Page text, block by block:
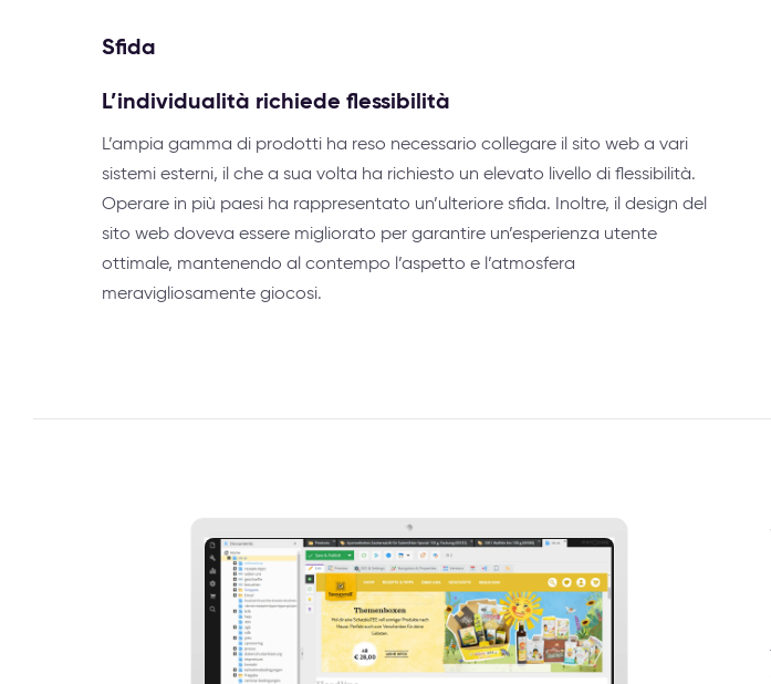
Sfida
L’individualità richiede flessibilità
L’ampia gamma di prodotti ha reso necessario collegare il sito web a vari
sistemi esterni, il che a sua volta ha richiesto un elevato livello di flessibilità.
Operare in più paesi ha rappresentato un’ulteriore sfida. Inoltre, il design del
sito web doveva essere migliorato per garantire un’esperienza utente
ottimale, mantenendo al contempo l’aspetto e l’atmosfera
meravigliosamente giocosi.